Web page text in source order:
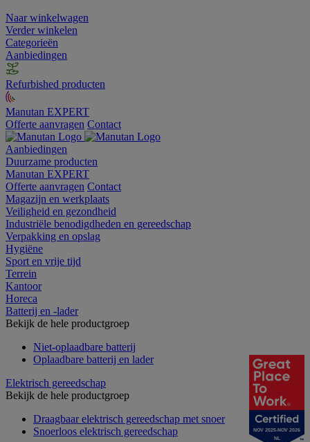
Naar winkelwagen
Verder winkelen
Categorieën
Aanbiedingen
Refurbished producten
Manutan EXPERT
Offerte aanvragen Contact
Aanbiedingen
Duurzame producten
Manutan EXPERT
Offerte aanvragen Contact
Magazijn en werkplaats
Veiligheid en gezondheid
Industriële benodigdheden en gereedschap
Verpakking en opslag
Hygiëne
Sport en vrije tijd
Terrein
Kantoor
Horeca
Batterij en -lader
Bekijk de hele productgroep
Niet-oplaadbare batterij
Oplaadbare batterij en lader
Elektrisch gereedschap
Bekijk de hele productgroep
Draagbaar elektrisch gereedschap met snoer
Snoerloos elektrisch gereedschap
NOV 2025-NOV 2026
NL